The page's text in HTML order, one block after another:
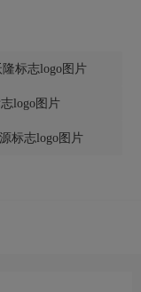
隆标志logo图片
logo图片
标志logo图片